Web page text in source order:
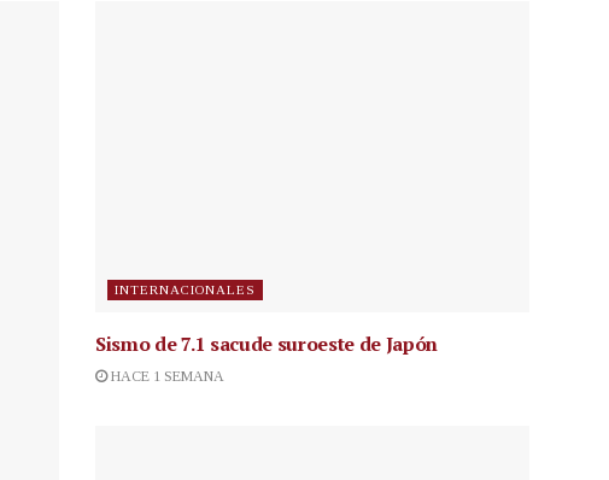
INTERNACIONALES
Sismo de 7.1 sacude suroeste de Japón
HACE 1 SEMANA